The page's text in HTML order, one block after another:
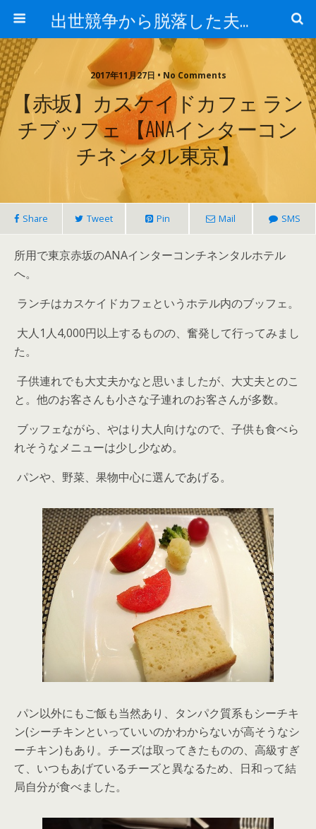
出世競争から脱落した夫と妻の日常
2017年11月27日 • No Comments
【赤坂】カスケイドカフェ ラン
チブッフェ 【ANAインターコン
チネンタル東京】
Share Tweet Pin Mail SMS
所用で東京赤坂のANAインターコンチネンタルホテル
へ。
ランチはカスケイドカフェというホテル内のブッフェ。
大人1人4,000円以上するものの、奮発して行ってみまし
た。
子供連れでも大丈夫かなと思いましたが、大丈夫とのこ
と。他のお客さんも小さな子連れのお客さんが多数。
ブッフェながら、やはり大人向けなので、子供も食べら
れそうなメニューは少し少なめ。
パンや、野菜、果物中心に選んであげる。
パン以外にもご飯も当然あり、タンパク質系もシーチキ
ン(シーチキンといっていいのかわからないが高そうなシ
ーチキン)もあり。チーズは取ってきたものの、高級すぎ
て、いつもあげているチーズと異なるため、日和って結
局自分が食べました。